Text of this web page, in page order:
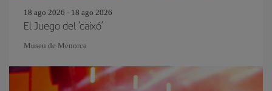
18 ago 2026 - 18 ago 2026
El Juego del ‘caixó’
Museu de Menorca